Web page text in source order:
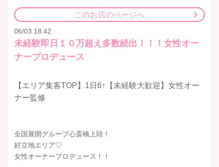
このお店のページへ
06/03 18:42
未経験即日１０万超え多数続出！！！女性オー
ナープロデュース
【エリア集客TOP】1日6↑【未経験大歓迎】女性オー
ナー監修
全国展開グループ心斎橋上陸！
好立地エリア♡
女性オーナープロデュース！！